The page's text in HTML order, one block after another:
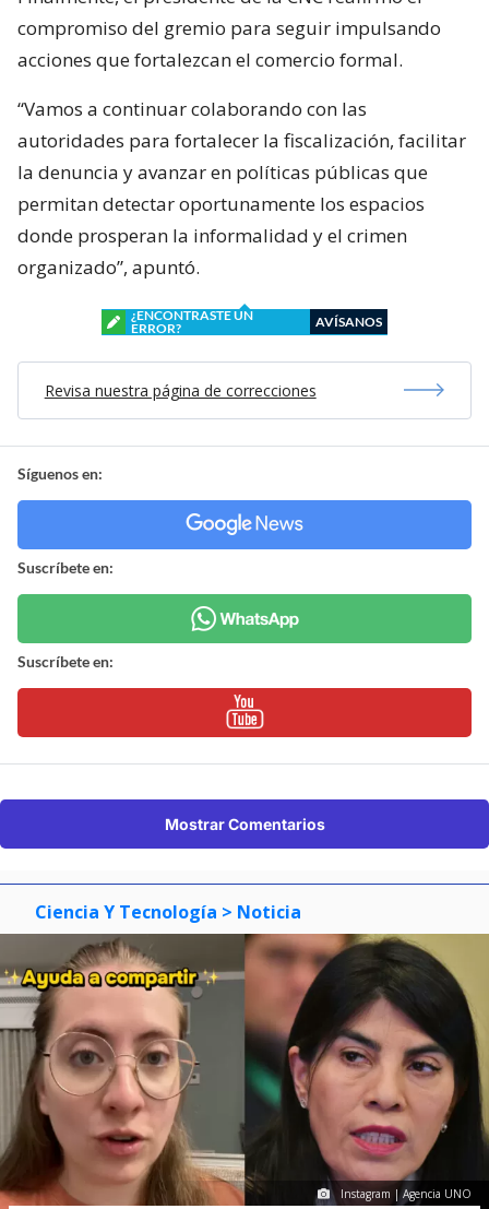
compromiso del gremio para seguir impulsando
acciones que fortalezcan el comercio formal.
“Vamos a continuar colaborando con las
autoridades para fortalecer la fiscalización, facilitar
la denuncia y avanzar en políticas públicas que
permitan detectar oportunamente los espacios
donde prosperan la informalidad y el crimen
organizado”, apuntó.
¿ENCONTRASTE UN
ERROR?
AVÍSANOS
Revisa nuestra página de correcciones
Síguenos en:
Suscríbete en:
Suscríbete en:
Mostrar Comentarios
Ciencia Y Tecnología > Noticia
Instagram | Agencia UNO